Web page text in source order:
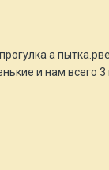
а
и нам всего